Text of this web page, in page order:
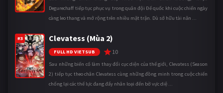
Degurechaff tiếp tục phục vụ trong quân đội Đế quốc khi cuộc chiến ngày
càng leo thang và mở rộng trên nhiều mặt trận. Dù sở hữu tài năn ...
#3 Clevatess (Mùa 2)
FULL HD VIETSUB 10
Sau những biến cố làm thay đổi cục diện của thế giới, Clevatess (Season
2) tiếp tục theo chân Clevatess cùng những đồng minh trong cuộc chiến
chống lại các thế lực đang đẩy nhân loại đến bờ vực diệ ...